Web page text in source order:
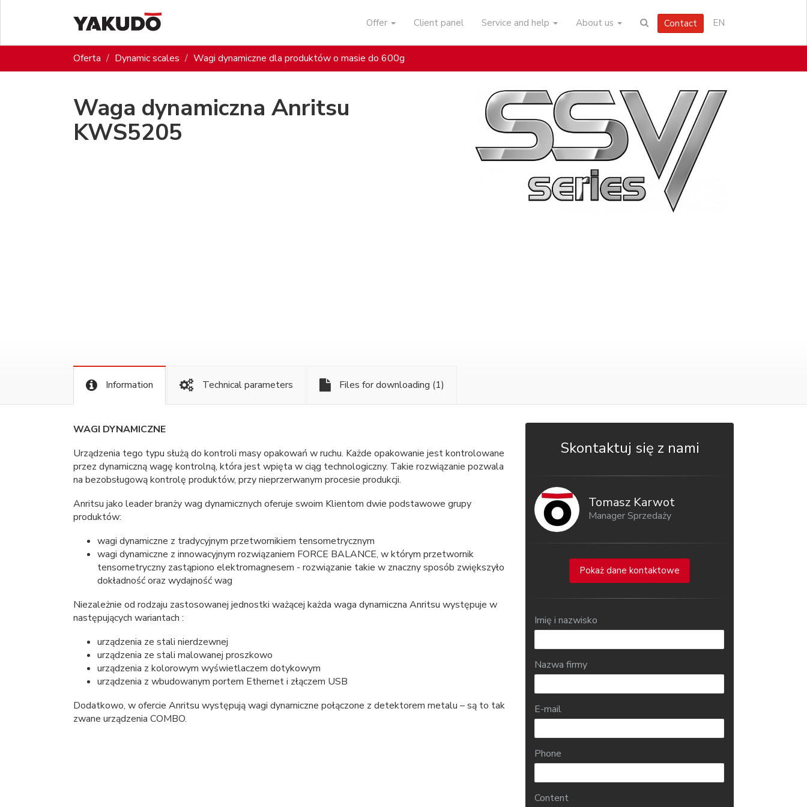
Offer Client panel Service and help About us Contact EN
Oferta Dynamic scales Wagi dynamiczne dla produktów o masie do 600g
Waga dynamiczna Anritsu
KWS5205
Information Technical parameters Files for downloading (1)
WAGI DYNAMICZNE
Urządzenia tego typu służą do kontroli masy opakowań w ruchu. Każde opakowanie jest kontrolowane
przez dynamiczną wagę kontrolną, która jest wpięta w ciąg technologiczny. Takie rozwiązanie pozwala
na bezobsługową kontrolę produktów, przy nieprzerwanym procesie produkcji.
Anritsu jako leader branży wag dynamicznych oferuje swoim Klientom dwie podstawowe grupy
produktów:
wagi dynamiczne z tradycyjnym przetwornikiem tensometrycznym
wagi dynamiczne z innowacyjnym rozwiązaniem FORCE BALANCE, w którym przetwornik
tensometryczny zastąpiono elektromagnesem - rozwiązanie takie w znaczny sposób zwiększyło
dokładność oraz wydajność wag
Niezależnie od rodzaju zastosowanej jednostki ważącej każda waga dynamiczna Anritsu występuje w
następujących wariantach :
urządzenia ze stali nierdzewnej
urządzenia ze stali malowanej proszkowo
urządzenia z kolorowym wyświetlaczem dotykowym
urządzenia z wbudowanym portem Ethernet i złączem USB
Dodatkowo, w ofercie Anritsu występują wagi dynamiczne połączone z detektorem metalu – są to tak
zwane urządzenia COMBO.
Skontaktuj się z nami
Tomasz Karwot
Manager Sprzedaży
Pokaż dane kontaktowe
Imię i nazwisko
Nazwa firmy
E-mail
Phone
Content